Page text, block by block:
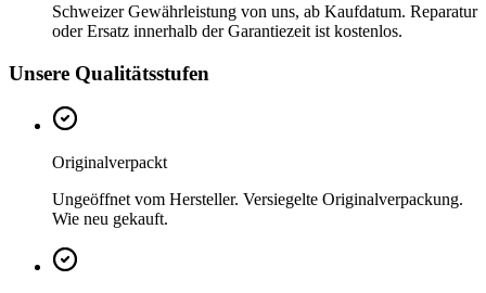
Schweizer Gewährleistung von uns, ab Kaufdatum. Reparatur
oder Ersatz innerhalb der Garantiezeit ist kostenlos.
Unsere Qualitätsstufen
Originalverpackt
Ungeöffnet vom Hersteller. Versiegelte Originalverpackung.
Wie neu gekauft.